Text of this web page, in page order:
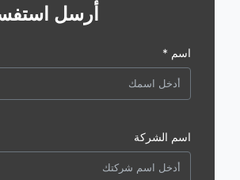
أرسل استفسارًا
اسم *
اسم الشركة